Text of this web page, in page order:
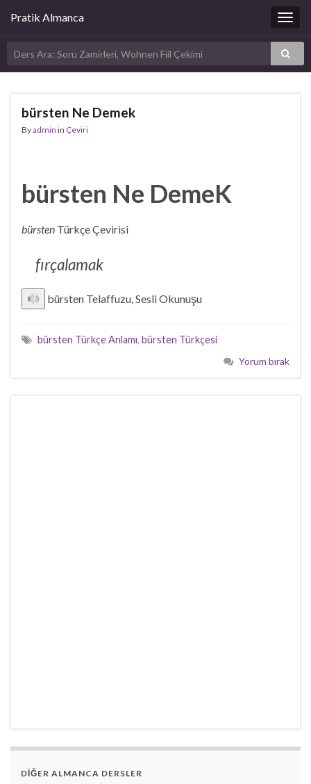
Pratik Almanca
bürsten Ne Demek
Byadmin in Çeviri
bürsten Ne DemeK
bürsten Türkçe Çevirisi
fırçalamak
bürsten Telaffuzu, Sesli Okunuşu
bürsten Türkçe Anlamı, bürsten Türkçesi
Yorum bırak
DİĞER ALMANCA DERSLER